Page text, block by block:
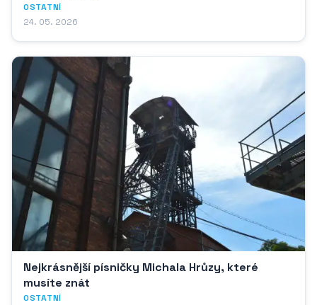
OSTATNÍ
24. 05. 2026
Nejkrásnější písničky Michala Hrůzy, které
musíte znát
OSTATNÍ